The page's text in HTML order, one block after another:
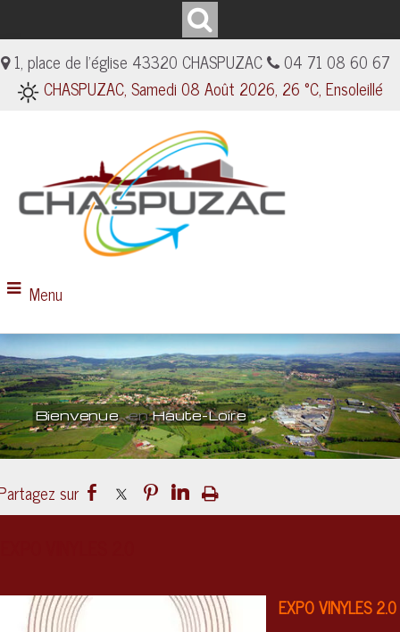
1, place de l'église 43320 CHASPUZAC
04 71 08 60 67
CHASPUZAC, Samedi 08 Août 2026, 26 °C, Ensoleillé
Menu
BienvenueenHaute-Loire
Un lieuculturelouvert sur le
EXPO VINYLES 2.0